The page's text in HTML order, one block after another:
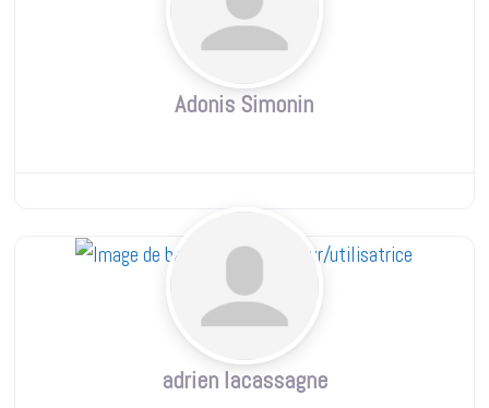
Adonis Simonin
adrien lacassagne